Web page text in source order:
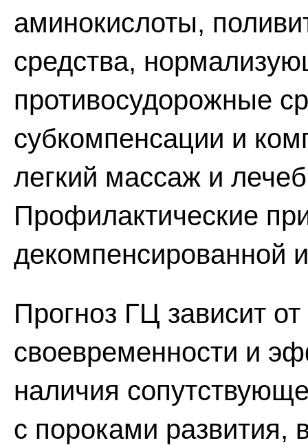
аминокислоты,
средства,
противосудорожные
субкомпенсации и
легкий массаж и
Профилактические
декомпенсированной
Прогноз ГЦ зависит
своевременности и
наличия
с пороками развития,